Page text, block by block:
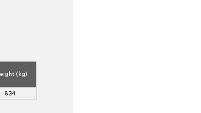
(kg)
834